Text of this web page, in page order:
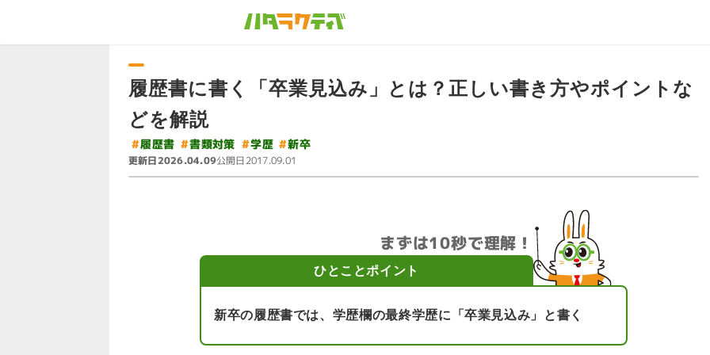
履歴書に書く「卒業見込み」とは？正しい書き方やポイントな
どを解説
#履歴書 #書類対策 #学歴 #新卒
更新日2026.04.09公開日2017.09.01
まずは10秒で理解！
ひとことポイント
新卒の履歴書では、学歴欄の最終学歴に「卒業見込み」と書く